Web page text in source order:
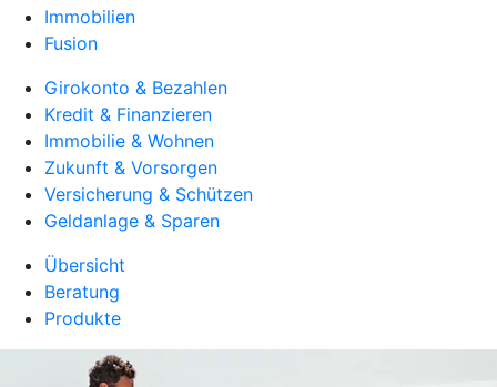
Immobilien
Fusion
Girokonto & Bezahlen
Kredit & Finanzieren
Immobilie & Wohnen
Zukunft & Vorsorgen
Versicherung & Schützen
Geldanlage & Sparen
Übersicht
Beratung
Produkte